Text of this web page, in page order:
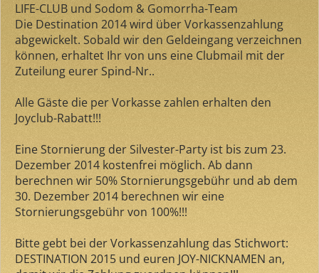
LIFE-CLUB und Sodom & Gomorrha-Team
Die Destination 2014 wird über Vorkassenzahlung
abgewickelt. Sobald wir den Geldeingang verzeichnen
können, erhaltet Ihr von uns eine Clubmail mit der
Zuteilung eurer Spind-Nr..
Alle Gäste die per Vorkasse zahlen erhalten den
Joyclub-Rabatt!!!
Eine Stornierung der Silvester-Party ist bis zum 23.
Dezember 2014 kostenfrei möglich. Ab dann
berechnen wir 50% Stornierungsgebühr und ab dem
30. Dezember 2014 berechnen wir eine
Stornierungsgebühr von 100%!!!
Bitte gebt bei der Vorkassenzahlung das Stichwort:
DESTINATION 2015 und euren JOY-NICKNAMEN an,